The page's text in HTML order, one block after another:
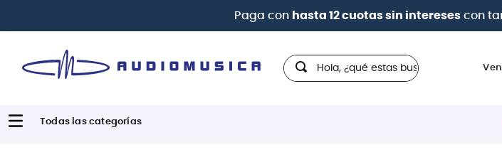
|
Hola, ¿qué estas buscando?